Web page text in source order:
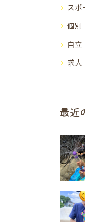
スポ
個別
自立
求人
最近